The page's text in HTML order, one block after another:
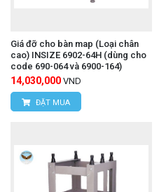
Giá đỡ cho bàn map (Loại chân
cao) INSIZE 6902-64H (dùng cho
code 690-064 và 6900-164)
14,030,000 VND
ĐẶT MUA